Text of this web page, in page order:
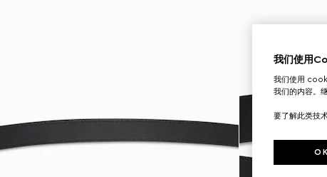
我们使用
我们使用
我们的内容。
要了解此类技
OK